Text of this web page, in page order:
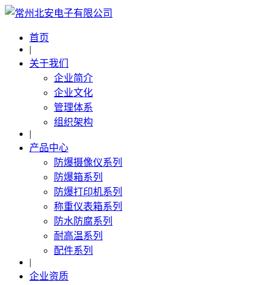
首页
|
关于我们
企业简介
企业文化
管理体系
组织架构
|
产品中心
防爆摄像仪系列
防爆箱系列
防爆打印机系列
称重仪表箱系列
防水防腐系列
耐高温系列
配件系列
|
企业资质